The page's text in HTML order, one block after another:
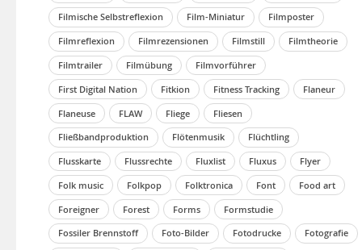
Filmische Selbstreflexion
Film-Miniatur
Filmposter
Filmreflexion
Filmrezensionen Filmstill
Filmtheorie
Filmtrailer
Filmübung
Filmvorführer
First Digital Nation
Fitkion Fitness Tracking
Flaneur
Flaneuse
FLAW Fliege
Fliesen
Fließbandproduktion
Flötenmusik
Flüchtling
Flusskarte
Flussrechte Fluxlist Fluxus
Flyer
Folk music
Folkpop Folktronica Font
Food art
Foreigner
Forest Forms
Formstudie
Fossiler Brennstoff
Foto-Bilder Fotodrucke
Fotografie